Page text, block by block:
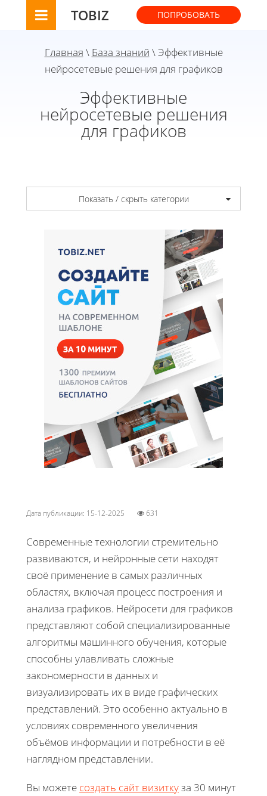
TOBIZ ПОПРОБОВАТЬ
Главная \ База знаний \ Эффективные
нейросетевые решения для графиков
Эффективные
нейросетевые решения
для графиков
Показать / скрыть категории
Дата публикации: 15-12-2025 631
Современные технологии стремительно
развиваются, и нейронные сети находят
своё применение в самых различных
областях, включая процесс построения и
анализа графиков. Нейросети для графиков
представляют собой специализированные
алгоритмы машинного обучения, которые
способны улавливать сложные
закономерности в данных и
визуализировать их в виде графических
представлений. Это особенно актуально в
условиях современного увеличения
объёмов информации и потребности в её
наглядном представлении.
Вы можете создать сайт визиткуза 30 минут